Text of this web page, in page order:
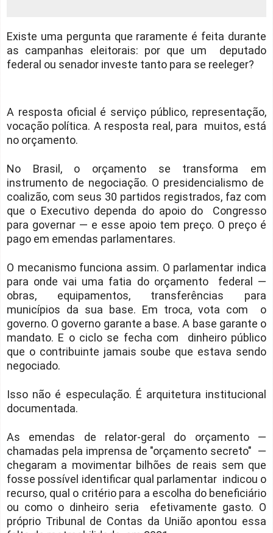
Existe uma pergunta que raramente é feita durante
as campanhas eleitorais: por que um deputado
federal ou senador investe tanto para se reeleger?
A resposta oficial é serviço público, representação,
vocação política. A resposta real, para muitos, está
no orçamento.
No Brasil, o orçamento se transforma em
instrumento de negociação. O presidencialismo de
coalizão, com seus 30 partidos registrados, faz com
que o Executivo dependa do apoio do Congresso
para governar — e esse apoio tem preço. O preço é
pago em emendas parlamentares.
O mecanismo funciona assim. O parlamentar indica
para onde vai uma fatia do orçamento federal —
obras, equipamentos, transferências para
municípios da sua base. Em troca, vota com o
governo. O governo garante a base. A base garante o
mandato. E o ciclo se fecha com dinheiro público
que o contribuinte jamais soube que estava sendo
negociado.
Isso não é especulação. É arquitetura institucional
documentada.
As emendas de relator-geral do orçamento —
chamadas pela imprensa de "orçamento secreto" —
chegaram a movimentar bilhões de reais sem que
fosse possível identificar qual parlamentar indicou o
recurso, qual o critério para a escolha do beneficiário
ou como o dinheiro seria efetivamente gasto. O
próprio Tribunal de Contas da União apontou essa